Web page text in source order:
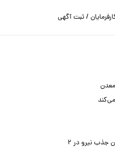
/ ثبت آگهی
استخدام بانک پاسارگاد 1404 / فراخوان جذب نیرو در 2